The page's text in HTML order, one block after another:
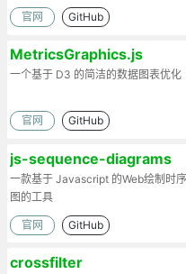
官网 GitHub
MetricsGraphics.js
一个基于 D3 的简洁的数据图表优化
官网 GitHub
js-sequence-diagrams
一款基于 Javascript 的Web绘制时序
图的工具
官网 GitHub
crossfilter